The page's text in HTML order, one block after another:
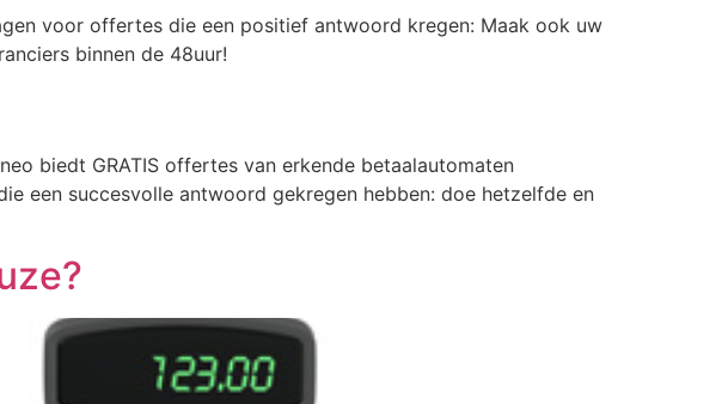
voor offertes die een positief antwoord kregen: Maak ook uw
binnen de 48uur!
biedt GRATIS offertes van erkende betaalautomaten
een succesvolle antwoord gekregen hebben: doe hetzelfde en